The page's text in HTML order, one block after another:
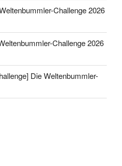
Challenge 2026
Challenge 2026
Die Weltenbummler-